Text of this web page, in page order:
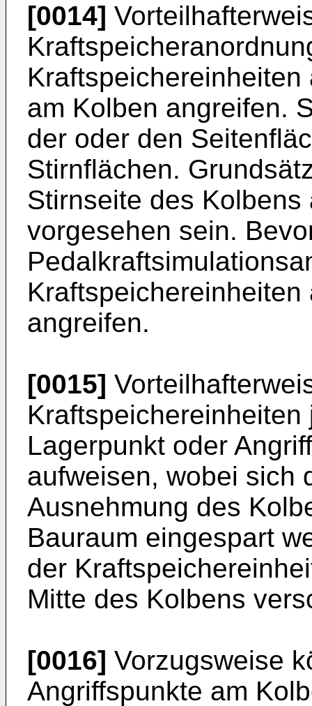
[0014]
am Kolben angreifen.
der oder den
Stirnflächen.
Stirnseite des
vorgesehen sein.
angreifen.
[0015]
Lagerpunkt oder
aufweisen, wobei sich
Ausnehmung des
Bauraum eingespart
der
Mitte des Kolbens
[0016] Vorzugsweise
Angriffspunkte am